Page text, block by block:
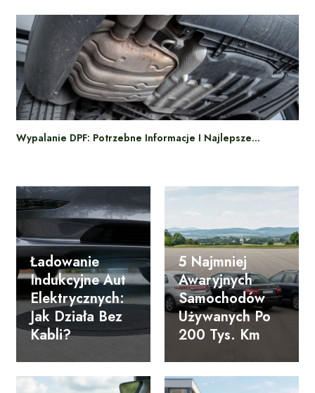
Wypalanie DPF: Potrzebne Informacje I Najlepsze…
Ładowanie
Indukcyjne Aut
Elektrycznych:
Jak Działa Bez
Kabli?
5 Najmniej
Awaryjnych
Samochodów
Używanych Po
200 Tys. Km